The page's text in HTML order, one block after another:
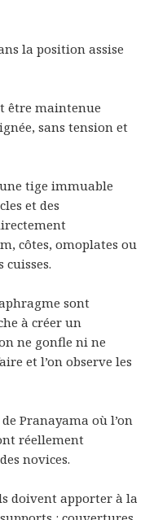
la position assise
être maintenue
sans tension et
tige immuable
et des
côtes, omoplates ou
sont
à créer un
ne gonfle ni ne
et l’on observe les
Pranayama où l’on
réellement
novices.
doivent apporter à la